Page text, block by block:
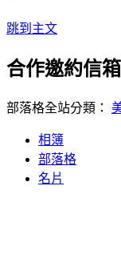
跳到主文
合作邀約信
部落格全站分類：
相簿
部落格
名片